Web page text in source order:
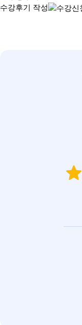
수강후기 작성
star
star